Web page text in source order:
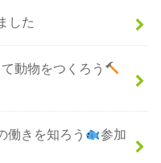
した
動物をつくろう
働きを知ろう
参加